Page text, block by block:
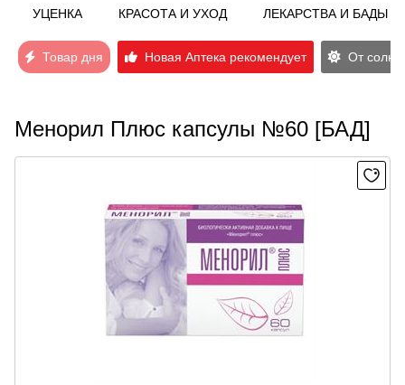
УЦЕНКА КРАСОТА И УХОД ЛЕКАРСТВА И БАДЫ
Товар дня Новая Аптека рекомендует От
Менорил Плюс капсулы №60 [БАД]